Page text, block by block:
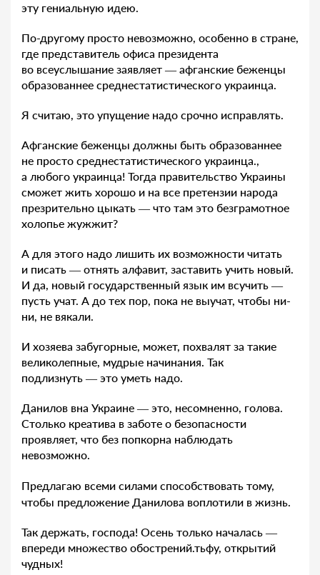
эту гениальную идею.
По-другому просто невозможно, особенно в стране,
где представитель офиса президента
во всеуслышание заявляет — афганские беженцы
образованнее среднестатистического украинца.
Я считаю, это упущение надо срочно исправлять.
Афганские беженцы должны быть образованнее
не просто среднестатистического украинца.,
а любого украинца! Тогда правительство Украины
сможет жить хорошо и на все претензии народа
презрительно цыкать — что там это безграмотное
холопье жужжит?
А для этого надо лишить их возможности читать
и писать — отнять алфавит, заставить учить новый.
И да, новый государственный язык им всучить —
пусть учат. А до тех пор, пока не выучат, чтобы ни-
ни, не вякали.
И хозяева забугорные, может, похвалят за такие
великолепные, мудрые начинания. Так
подлизнуть — это уметь надо.
Данилов вна Украине — это, несомненно, голова.
Столько креатива в заботе о безопасности
проявляет, что без попкорна наблюдать
невозможно.
Предлагаю всеми силами способствовать тому,
чтобы предложение Данилова воплотили в жизнь.
Так держать, господа! Осень только началась —
впереди множество обострений.тьфу, открытий
чудных!